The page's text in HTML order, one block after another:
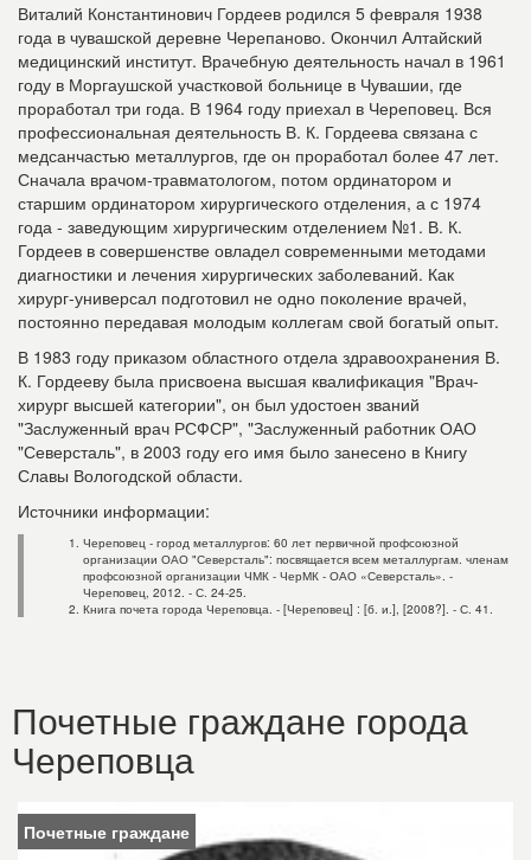
Виталий Константинович Гордеев родился 5 февраля 1938
года в чувашской деревне Черепаново. Окончил Алтайский
медицинский институт. Врачебную деятельность начал в 1961
году в Моргаушской участковой больнице в Чувашии, где
проработал три года. В 1964 году приехал в Череповец. Вся
профессиональная деятельность В. К. Гордеева связана с
медсанчастью металлургов, где он проработал более 47 лет.
Сначала врачом-травматологом, потом ординатором и
старшим ординатором хирургического отделения, а с 1974
года - заведующим хирургическим отделением №1. В. К.
Гордеев в совершенстве овладел современными методами
диагностики и лечения хирургических заболеваний. Как
хирург-универсал подготовил не одно поколение врачей,
постоянно передавая молодым коллегам свой богатый опыт.
В 1983 году приказом областного отдела здравоохранения В.
К. Гордееву была присвоена высшая квалификация "Врач-
хирург высшей категории", он был удостоен званий
"Заслуженный врач РСФСР", "Заслуженный работник ОАО
"Северсталь", в 2003 году его имя было занесено в Книгу
Славы Вологодской области.
Источники информации:
Череповец - город металлургов: 60 лет первичной профсоюзной
организации ОАО "Северсталь": посвящается всем металлургам. членам
профсоюзной организации ЧМК - ЧерМК - ОАО «Северсталь». -
Череповец, 2012. - С. 24-25.
Книга почета города Череповца. - [Череповец] : [б. и.], [2008?]. - С. 41.
Почетные граждане города
Череповца
Почетные граждане